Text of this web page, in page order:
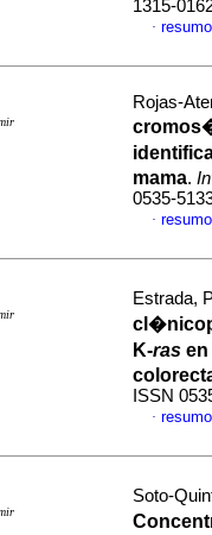
1315-
·
Rojas-
mama.
0535-
·
Estrada,
K-ras
ISSN
·
Soto-